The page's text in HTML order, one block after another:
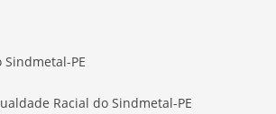
PE
Racial do Sindmetal-PE